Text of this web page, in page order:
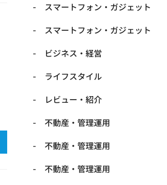
スマートフォン・ガジェット
スマートフォン・ガジェット
ビジネス・経営
ライフスタイル
レビュー・紹介
不動産・管理運用
不動産・管理運用
不動産・管理運用